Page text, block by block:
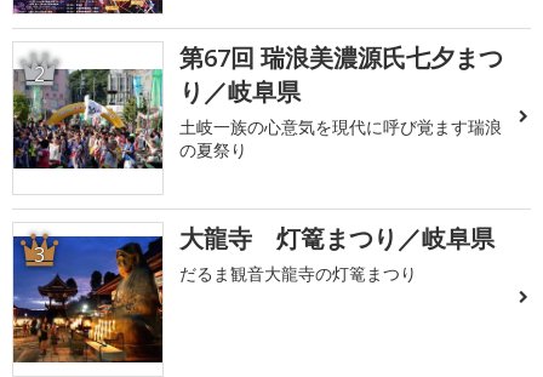
2
第67回 瑞浪美濃源氏七夕まつ
り／岐阜県
土岐一族の心意気を現代に呼び覚ます瑞浪
の夏祭り
3 大龍寺 灯篭まつり／岐阜県
だるま観音大龍寺の灯篭まつり